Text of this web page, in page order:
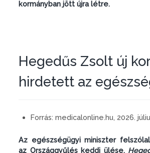
kormányban jött újra létre.
Hegedűs Zsolt új
hirdetett az
Forrás: medicalonline.hu, 2026.
Az egészségügyi miniszter
az Országgyűlés keddi ülése,